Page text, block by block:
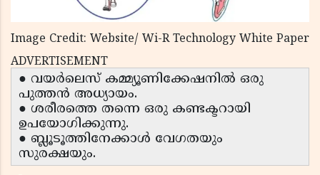
Image Credit: Website/ Wi-R Technology White Paper
ADVERTISEMENT
● വയർലെസ് കമ്മ്യൂണിക്കേഷനിൽ ഒരു
പുത്തൻ അധ്യായം.
● ശരീരത്തെ തന്നെ ഒരു കണ്ടക്ടറായി
ഉപയോഗിക്കുന്നു.
● ബ്ലൂടൂത്തിനേക്കാൾ വേഗതയും
സുരക്ഷയും.